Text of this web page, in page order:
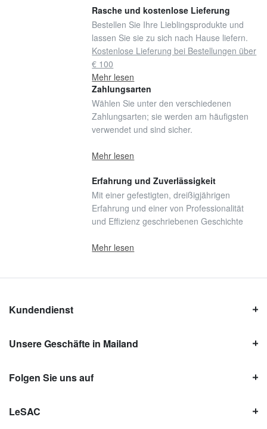
Rasche und kostenlose Lieferung
Bestellen Sie Ihre Lieblingsprodukte und
lassen Sie sie zu sich nach Hause liefern.
Kostenlose Lieferung bei Bestellungen über
€ 100
Mehr lesen
Zahlungsarten
Wählen Sie unter den verschiedenen
Zahlungsarten; sie werden am häufigsten
verwendet und sind sicher.
Mehr lesen
Erfahrung und Zuverlässigkeit
Mit einer gefestigten, dreißigjährigen
Erfahrung und einer von Professionalität
und Effizienz geschriebenen Geschichte
Mehr lesen
Kundendienst
Unsere Geschäfte in Mailand
Folgen Sie uns auf
LeSAC